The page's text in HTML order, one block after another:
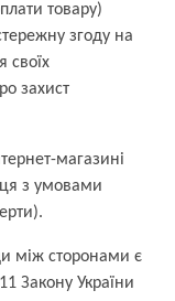
товару)
згоду на
своїх
захист
магазині
з умовами
між сторонами є
Закону України